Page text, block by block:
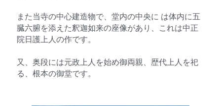
また当寺の中心建造物で、堂内の中央に は体内に五
臓六腑を添えた釈迦如来の座像があり、これは中正
院日護上人の作です。
又、奥段には元政上人を始め御両親、歴代上人を祀
る、根本の御堂です。